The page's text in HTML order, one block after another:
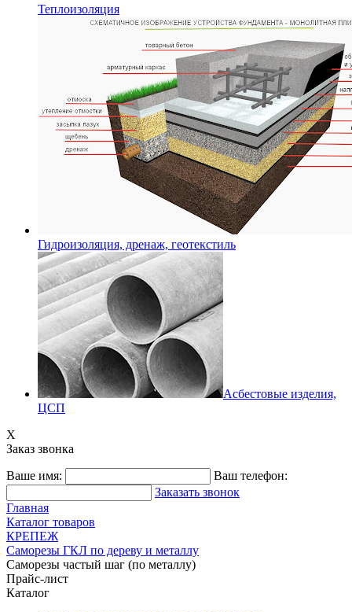
Теплоизоляция
Гидроизоляция, дренаж, геотекстиль
Асбестовые изделия,
ЦСП
X
Заказ звонка
Ваше имя:
Ваш телефон:
Заказать звонок
Главная
Каталог товаров
КРЕПЕЖ
Саморезы ГКЛ по дереву и металлу
Саморезы частый шаг (по металлу)
Прайс-лист
Каталог